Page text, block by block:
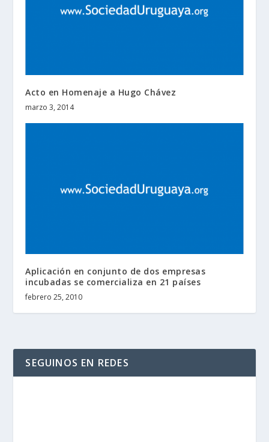
Acto en Homenaje a Hugo Chávez
marzo 3, 2014
Aplicación en conjunto de dos empresas
incubadas se comercializa en 21 países
febrero 25, 2010
SEGUINOS EN REDES